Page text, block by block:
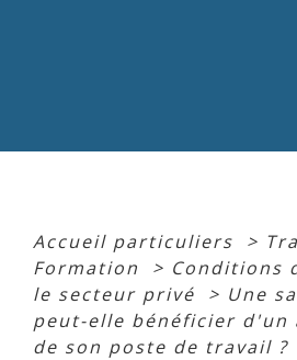
Accueil particuliers >
Formation
> Conditions
le secteur privé
> Une
peut-elle bénéficier d'un
de son poste de travail ?